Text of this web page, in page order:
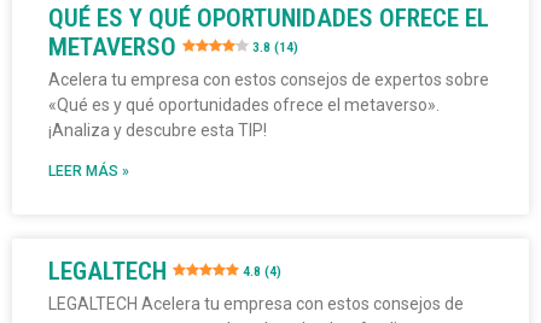
QUÉ ES Y QUÉ OPORTUNIDADES OFRECE EL
METAVERSO
3.8 (14)
Acelera tu empresa con estos consejos de expertos sobre
«Qué es y qué oportunidades ofrece el metaverso».
¡Analiza y descubre esta TIP!
LEER MÁS »
LEGALTECH 4.8 (4)
LEGALTECH Acelera tu empresa con estos consejos de